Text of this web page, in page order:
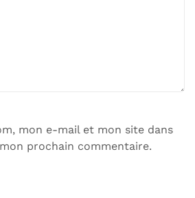
mon e-mail et mon site dans
prochain commentaire.